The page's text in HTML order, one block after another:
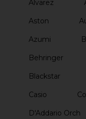
Alvarez
Aston
Azumi
Behringer
Blackstar
Casio
D'Addario Orch